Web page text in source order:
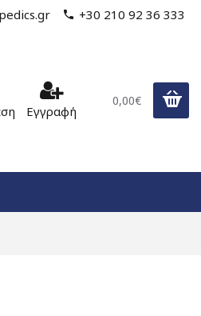
+30 210 92 36 333
Εγγραφή
0,00€